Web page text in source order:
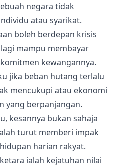
negara tidak
atau syarikat.
boleh berdepan krisis
mampu membayar
kewangannya.
jika beban hutang terlalu
mencukupi atau ekonomi
yang berpanjangan.
kesannya bukan sahaja
turut memberi impak
harian rakyat.
ialah kejatuhan nilai